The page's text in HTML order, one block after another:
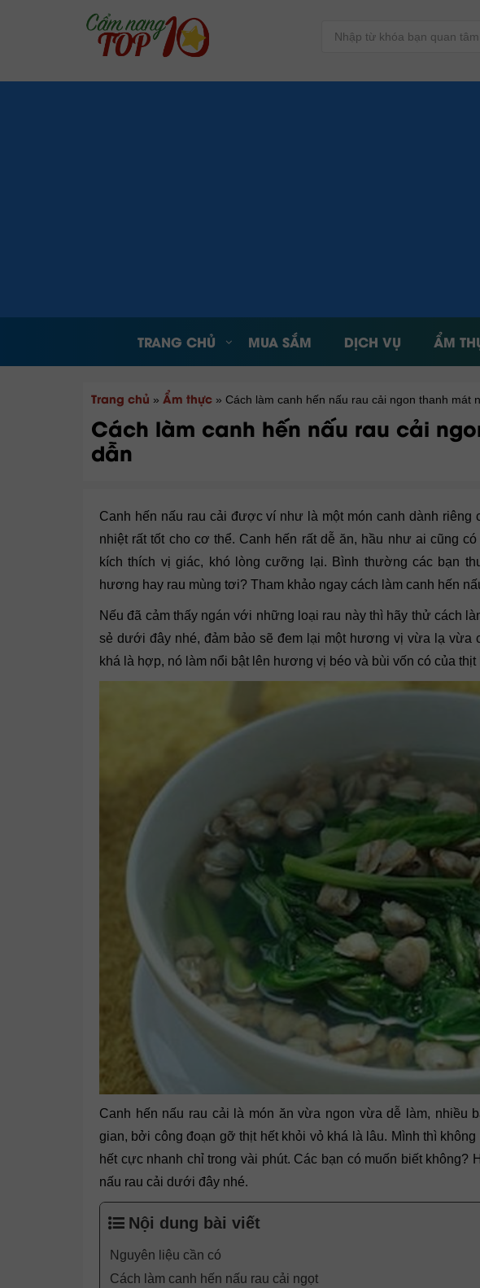
TRANG CHỦ MUA SẮM DỊCH VỤ ẨM
Trang chủ » Ẩm thực » Cách làm canh hến nấu rau cải ngon thanh mát
Cách làm canh hến nấu rau cải
dẫn
Canh hến nấu rau cải được ví như là một món canh dành riêng
nhiệt rất tốt cho cơ thể. Canh hến rất dễ ăn, hầu như ai cũng
kích thích vị giác, khó lòng cưỡng lại. Bình thường các bạn
hương hay rau mùng tơi? Tham khảo ngay cách làm canh hến
Nếu đã cảm thấy ngán với những loại rau này thì hãy thử cách
sẻ dưới đây nhé, đảm bảo sẽ đem lại một hương vị vừa lạ vừa
khá là hợp, nó làm nổi bật lên hương vị béo và bùi vốn có của thịt
Canh hến nấu rau cải là món ăn vừa ngon vừa dễ làm, nhiều
gian, bởi công đoạn gỡ thịt hết khỏi vỏ khá là lâu. Mình thì
hết cực nhanh chỉ trong vài phút. Các bạn có muốn biết không?
nấu rau cải dưới đây nhé.
Nội dung bài viết
Nguyên liệu cần có
Cách làm canh hến nấu rau cải ngọt